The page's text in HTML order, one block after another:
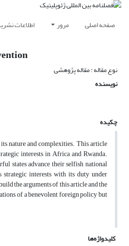
صفحه اصلی مرور اطلاعات
نوع مقاله : مقاله پژوهشی
نویسنده
چکیده
nature and complexities. This article
interests in Africa and Rwanda.
states advance their selfish national
strategic interests with its duty under
the arguments of this article and the
of a benevolent foreign policy but
کلیدواژه‌ها